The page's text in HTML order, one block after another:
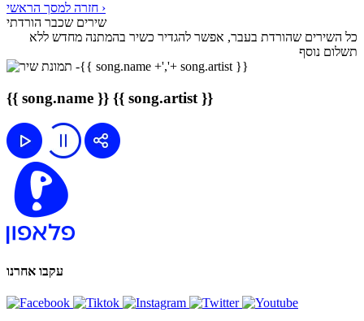
חזרה למסך הראשי ›
שירים שכבר הורדתי
כל השירים שהורדת בעבר, אפשר להגדיר כשיר בהמתנה מחדש ללא
תשלום נוסף
{{ song.name }} {{ song.artist }}
עקבו אחרנו